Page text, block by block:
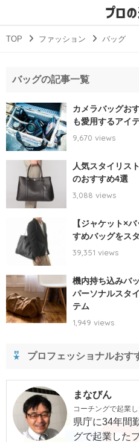
プロ
TOP ファッション バッグ
バッグの記事一覧
カメラバッグお
も愛用するアイ
9,670 views
人気スタイリス
のおすすめ4選
3,088 views
【ジャケット×
すめバッグをス
39,351 views
機内持ち込みバ
パーソナルスタ
テム
1,949 views
プロフェッショナルおす
まなびん
コーチングで起業
県庁に34年間
グで起業した